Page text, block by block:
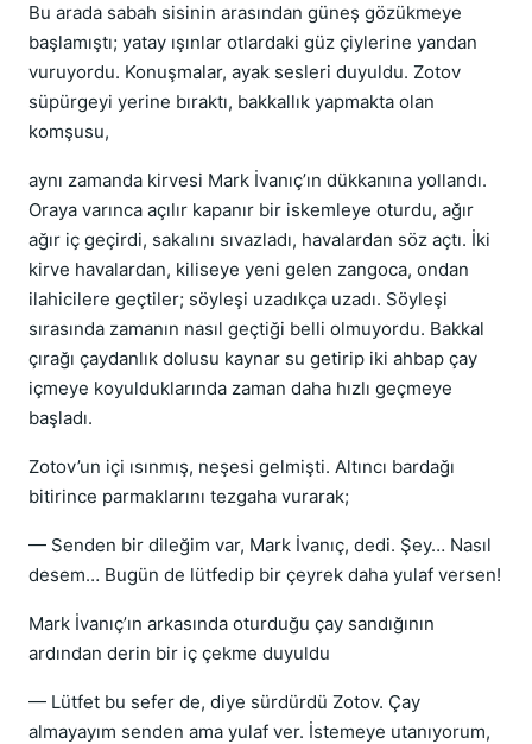
Bu arada sabah sisinin arasından güneş gözükmeye
başlamıştı; yatay ışınlar otlardaki güz çiylerine yandan
vuruyordu. Konuşmalar, ayak sesleri duyuldu. Zotov
süpürgeyi yerine bıraktı, bakkallık yapmakta olan
komşusu,
aynı zamanda kirvesi Mark İvanıç’ın dükkanına yollandı.
Oraya varınca açılır kapanır bir iskemleye oturdu, ağır
ağır iç geçirdi, sakalını sıvazladı, havalardan söz açtı. İki
kirve havalardan, kiliseye yeni gelen zangoca, ondan
ilahicilere geçtiler; söyleşi uzadıkça uzadı. Söyleşi
sırasında zamanın nasıl geçtiği belli olmuyordu. Bakkal
çırağı çaydanlık dolusu kaynar su getirip iki ahbap çay
içmeye koyulduklarında zaman daha hızlı geçmeye
başladı.
Zotov’un içi ısınmış, neşesi gelmişti. Altıncı bardağı
bitirince parmaklarını tezgaha vurarak;
— Senden bir dileğim var, Mark İvanıç, dedi. Şey… Nasıl
desem… Bugün de lütfedip bir çeyrek daha yulaf versen!
Mark İvanıç’ın arkasında oturduğu çay sandığının
ardından derin bir iç çekme duyuldu
— Lütfet bu sefer de, diye sürdürdü Zotov. Çay
almayayım senden ama yulaf ver. İstemeye utanıyorum,